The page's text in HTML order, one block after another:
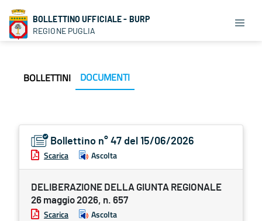
BOLLETTINO UFFICIALE - BURP
REGIONE PUGLIA
BOLLETTINI DOCUMENTI
Bollettino n° 47 del 15/06/2026
Scarica Ascolta
DELIBERAZIONE DELLA GIUNTA REGIONALE
26 maggio 2026, n. 657
Scarica Ascolta